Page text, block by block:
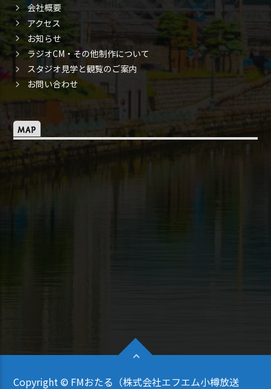
会社概要
アクセス
お知らせ
ラジオCM・その他制作について
スタジオ見学と観覧のご案内
お問い合わせ
MAP
Copyright © FMおたる（株式会社エフエム小樽放送